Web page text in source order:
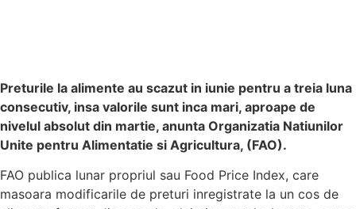
Preturile la alimente au scazut in iunie pentru a treia luna
consecutiv, insa valorile sunt inca mari, aproape de
nivelul absolut din martie, anunta Organizatia Natiunilor
Unite pentru Alimentatie si Agricultura, (FAO).
FAO publica lunar propriul sau Food Price Index, care
masoara modificarile de preturi inregistrate la un cos de